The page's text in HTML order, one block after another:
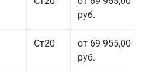
руб.
Ст20
от 69 955,00
руб.